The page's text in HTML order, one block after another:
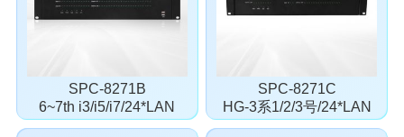
SPC-8271B
6~7th i3/i5/i7/24*LAN
SPC-8271C
HG-3系1/2/3号/24*LAN